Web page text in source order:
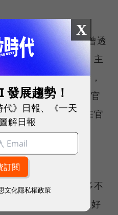
時，台灣星巴克就曾透
方帳號推出訂閱制，主
對星巴克有興趣時，
粉絲團或是LINE官
態。在星巴克LINE官
是星禮程會員。
制，是希望撈進更多不
制之後，也帶動了好
X
展趨勢！
》日報、《一天
解日報
文化隱私權政策